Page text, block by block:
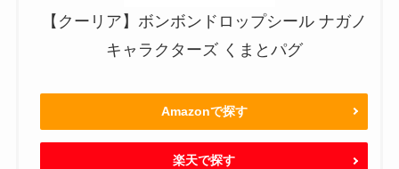
【クーリア】ボンボンドロップシール ナガノ
キャラクターズ くまとパグ
Amazonで探す
楽天で探す